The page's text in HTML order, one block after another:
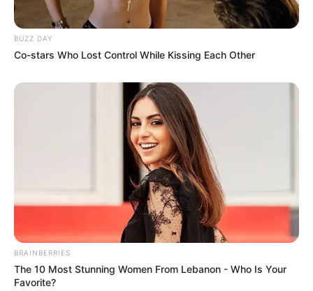
BUZZ DAY
Co-stars Who Lost Control While Kissing Each Other
BRAINBERRIES
The 10 Most Stunning Women From Lebanon - Who Is Your
Favorite?